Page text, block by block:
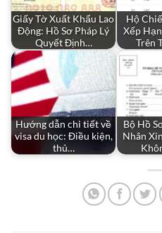
Giấy Tờ Xuất Khẩu Lao
Động: Hồ Sơ Pháp Lý
Quyết Định…
Hộ
Xếp
Trên
Hướng dẫn chi tiết về
visa du học: Điều kiện,
thủ…
Bộ Hồ
Nhân